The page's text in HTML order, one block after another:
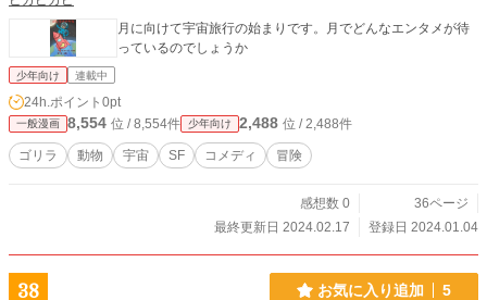
月に向けて宇宙旅行の始まりです。月でどんなエンタメが待
っているのでしょうか
少年向け 連載中
24h.ポイント 0pt
一般漫画 8,554 位 / 8,554件 少年向け 2,488 位 / 2,488件
ゴリラ 動物 宇宙 SF コメディ 冒険
感想数 0
36ページ
最終更新日 2024.02.17
登録日 2024.01.04
38 お気に入り追加 5